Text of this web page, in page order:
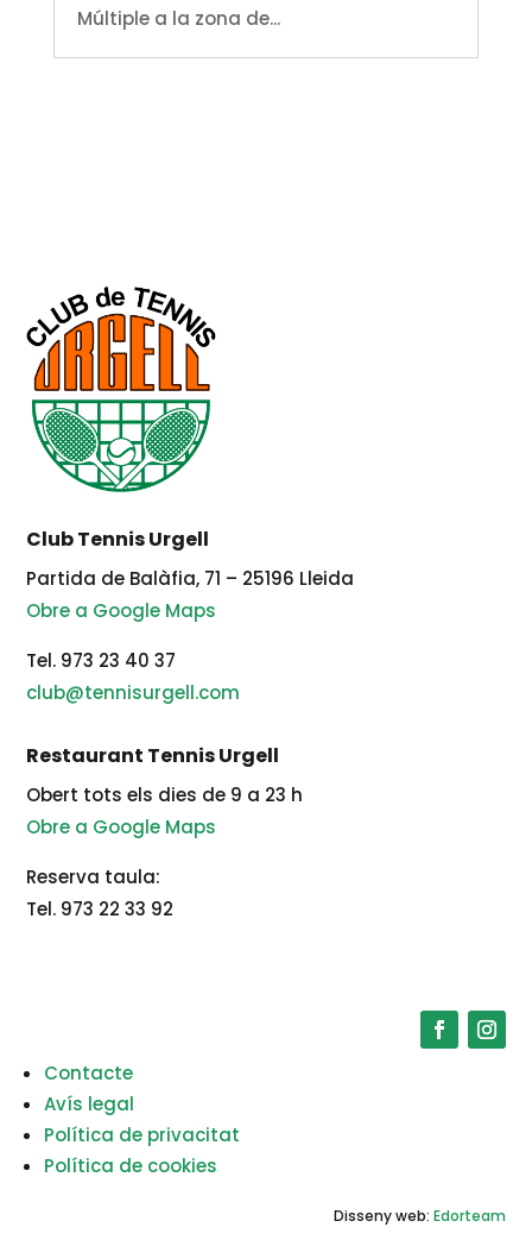
Múltiple a la zona de...
Club Tennis Urgell
Partida de Balàfia, 71 – 25196 Lleida
Obre a Google Maps
Tel. 973 23 40 37
club@tennisurgell.com
Restaurant Tennis Urgell
Obert tots els dies de 9 a 23 h
Obre a Google Maps
Reserva taula:
Tel. 973 22 33 92
Contacte
Avís legal
Política de privacitat
Política de cookies
Disseny web: Edorteam